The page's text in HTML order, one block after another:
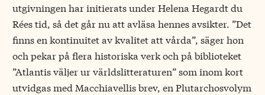
utgivningen har initierats under Helena Hegardt du
Rées tid, så det går nu att avläsa hennes avsikter. ”Det
finns en kontinuitet av kvalitet att vårda”, säger hon
och pekar på flera historiska verk och på biblioteket
”Atlantis väljer ur världslitteraturen” som inom kort
utvidgas med Macchiavellis brev, en Plutarchosvolym